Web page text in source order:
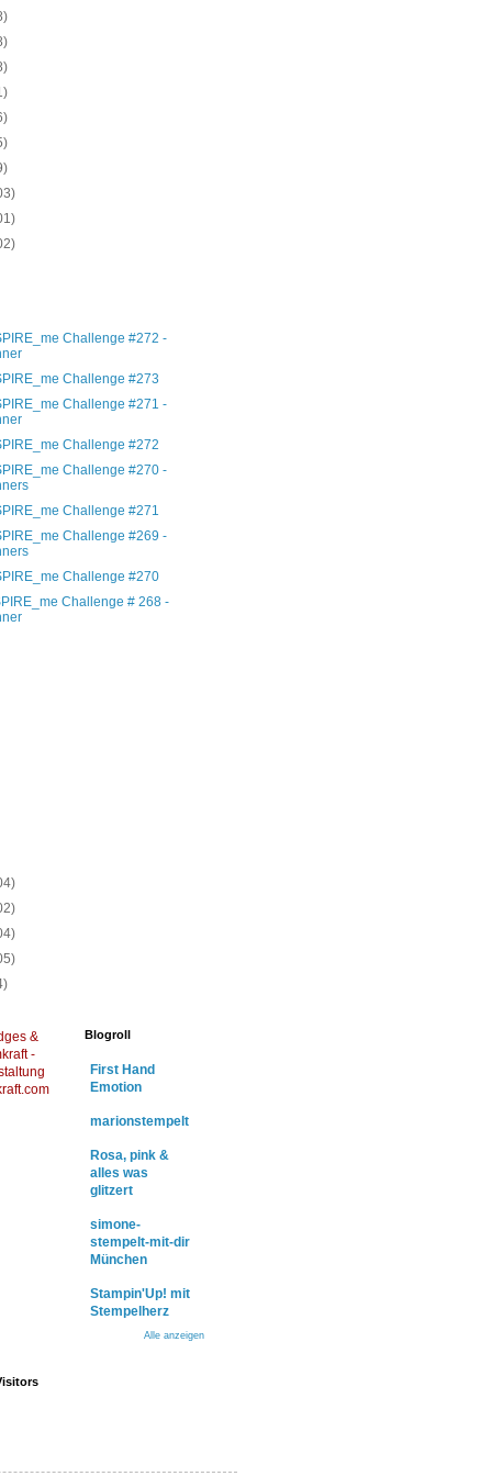
Challenge #272 -
Challenge #273
Challenge #271 -
Challenge #272
Challenge #270 -
Challenge #271
Challenge #269 -
Challenge #270
Challenge # 268 -
&
-
Blogroll
First Hand
Emotion
marionstempelt
Rosa, pink &
alles was
glitzert
simone-
stempelt-mit-dir
München
Stampin'Up! mit
Stempelherz
Alle anzeigen